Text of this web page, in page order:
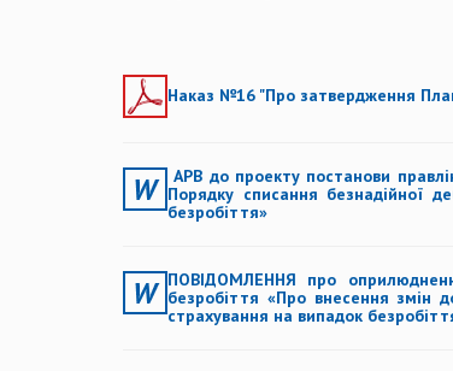
Наказ №16 "Про затвердження
АРВ до проекту постанови
Порядку списання безнадійної
безробіття»
ПОВІДОМЛЕННЯ про
безробіття «Про внесення змін
страхування на випадок